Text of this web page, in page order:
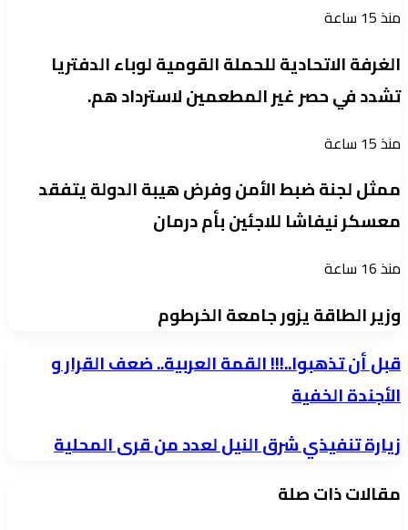
منذ 15 ساعة
الغرفة الاتحادية للحملة القومية لوباء الدفتريا
تشدد في حصر غير المطعمين لاسترداد هم.
منذ 15 ساعة
ممثل لجنة ضبط الأمن وفرض هيبة الدولة يتفقد
معسكر نيفاشا للاجئين بأم درمان
منذ 16 ساعة
وزير الطاقة يزور جامعة الخرطوم
قبل
أن
القمة
ضعف
قبل أن تذهبوا..!!! القمة العربية.. ضعف القرار و
الأجندة الخفية
زيارة
شرق
زيارة تنفيذي شرق النيل لعدد من قرى المحلية
مقالات ذات صلة